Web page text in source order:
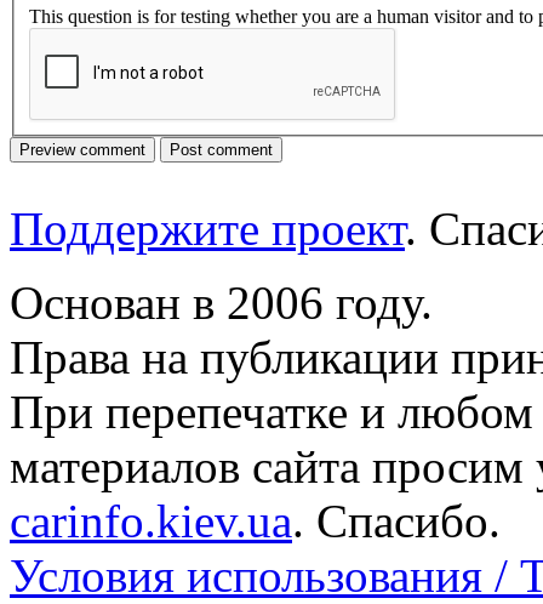
This question is for testing whether you are a human visitor and to
Поддержите проект.
Основан в 2006 году.
Права на публикации
При перепечатке и
материалов сайта просим
carinfo.kiev.ua. Спасибо.
Условия использования /